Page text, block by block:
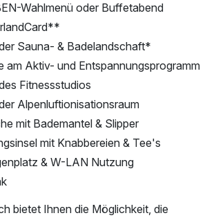
Wahlmenü oder Buffetabend
Sauna- & Badelandschaft*
am Aktiv- und Entspannungsprogramm
Fitnessstudios
Alpenluftionisationsraum
mit Bademantel & Slipper
mit Knabbereien & Tee's
& W-LAN Nutzung
bietet Ihnen die Möglichkeit, die